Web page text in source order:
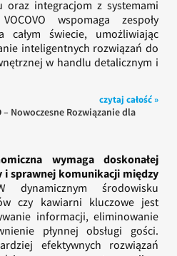
oraz integracjom z systemami
wspomaga zespoły
całym świecie, umożliwiając
inteligentnych rozwiązań do
w handlu detalicznym i
czytaj całość »
– Nowoczesne Rozwiązanie dla
wymaga doskonałej
i sprawnej komunikacji między
dynamicznym środowisku
czy kawiarni kluczowe jest
informacji, eliminowanie
płynnej obsługi gości.
efektywnych rozwiązań